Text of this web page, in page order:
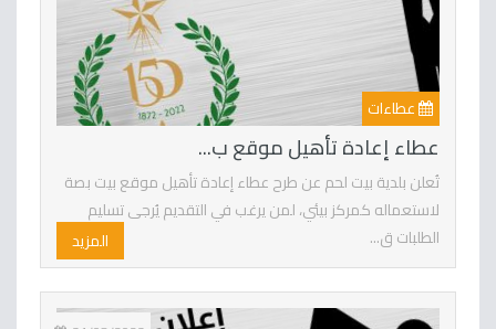
عطاءات
عطاء إعادة تأهيل موقع ب...
تُعلن بلدية بيت لحم عن طرح عطاء إعادة تأهيل موقع بيت بصة
لاستعماله كمركز بيئي، لمن يرغب في التقديم يُرجى تسليم
الطلبات ق...
المزيد